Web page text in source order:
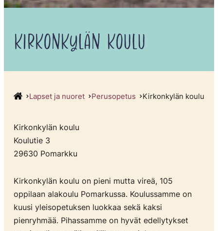
KIRKONKYLÄN KOULU
Lapset ja nuoret Perusopetus Kirkonkylän koulu
Kirkonkylän koulu
Koulutie 3
29630 Pomarkku
Kirkonkylän koulu on pieni mutta vireä, 105
oppilaan alakoulu Pomarkussa. Koulussamme on
kuusi yleisopetuksen luokkaa sekä kaksi
pienryhmää. Pihassamme on hyvät edellytykset